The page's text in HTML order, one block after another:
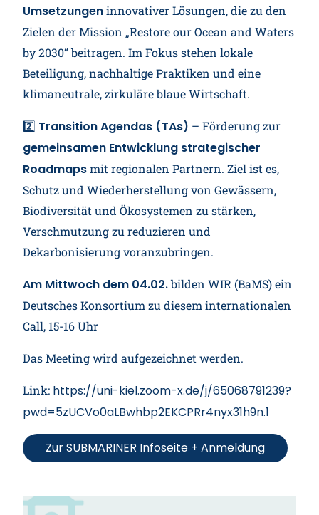
Mitmachen
Umsetzungeninnovativer Lösungen, die zu den
Zielen der Mission „Restore our Ocean and Waters
by 2030“ beitragen. Im Fokus stehen lokale
Beteiligung, nachhaltige Praktiken und eine
klimaneutrale, zirkuläre blaue Wirtschaft.
2️⃣ Transition Agendas (TAs) – Förderung zur
gemeinsamen Entwicklung strategischer
Roadmapsmit regionalen Partnern. Ziel ist es,
Schutz und Wiederherstellung von Gewässern,
Biodiversität und Ökosystemen zu stärken,
Verschmutzung zu reduzieren und
Dekarbonisierung voranzubringen.
Am Mittwoch dem 04.02.bilden WIR (BaMS) ein
Deutsches Konsortium zu diesem internationalen
Call, 15-16 Uhr
Das Meeting wird aufgezeichnet werden.
Link: https://uni-kiel.zoom-x.de/j/65068791239?
pwd=5zUCVo0aLBwhbp2EKCPRr4nyx31h9n.1
Zur SUBMARINER Infoseite + Anmeldung